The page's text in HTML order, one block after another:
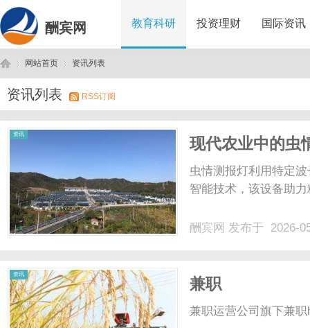
酬宾网 教育科研 投资理财 国际资讯
酬 ›
网站首页
›
资讯列表
资讯列表 RSS订阅
资讯
现代农业中的虫
虫情测报灯利用特定
智能技术，该设备助
酬宾网 发布于 2026-
资讯
兼职
兼职运营公司旗下兼